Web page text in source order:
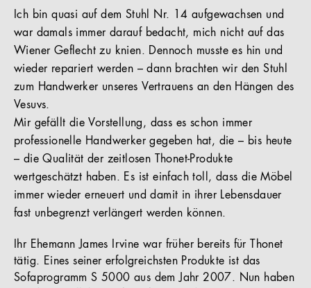
Ich bin quasi auf dem Stuhl Nr. 14 aufgewachsen und
war damals immer darauf bedacht, mich nicht auf das
Wiener Geflecht zu knien. Dennoch musste es hin und
wieder repariert werden – dann brachten wir den Stuhl
zum Handwerker unseres Vertrauens an den Hängen des
Vesuvs.
Mir gefällt die Vorstellung, dass es schon immer
professionelle Handwerker gegeben hat, die – bis heute
– die Qualität der zeitlosen Thonet-Produkte
wertgeschätzt haben. Es ist einfach toll, dass die Möbel
immer wieder erneuert und damit in ihrer Lebensdauer
fast unbegrenzt verlängert werden können.
Ihr Ehemann James Irvine war früher bereits für Thonet
tätig. Eines seiner erfolgreichsten Produkte ist das
Sofaprogramm S 5000 aus dem Jahr 2007. Nun haben